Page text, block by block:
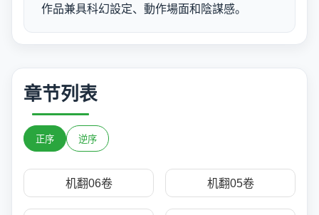
作品兼具科幻設定、動作場面和陰謀感。
章节列表
正序 逆序
机翻06卷 机翻05卷